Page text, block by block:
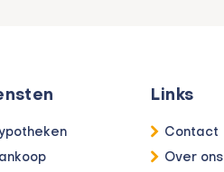
Links
Contact
Over ons